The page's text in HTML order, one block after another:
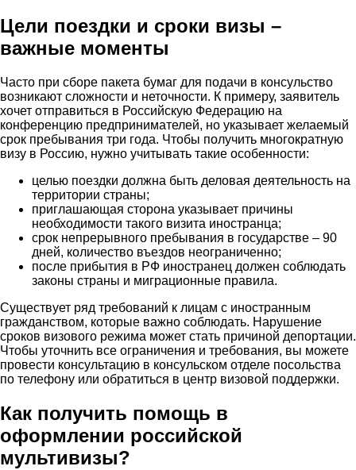
Цели поездки и сроки визы –
важные моменты
Часто при сборе пакета бумаг для подачи в консульство
возникают сложности и неточности. К примеру, заявитель
хочет отправиться в Российскую Федерацию на
конференцию предпринимателей, но указывает желаемый
срок пребывания три года. Чтобы получить многократную
визу в Россию, нужно учитывать такие особенности:
целью поездки должна быть деловая деятельность на
территории страны;
приглашающая сторона указывает причины
необходимости такого визита иностранца;
срок непрерывного пребывания в государстве – 90
дней, количество въездов неограниченно;
после прибытия в РФ иностранец должен соблюдать
законы страны и миграционные правила.
Существует ряд требований к лицам с иностранным
гражданством, которые важно соблюдать. Нарушение
сроков визового режима может стать причиной депортации.
Чтобы уточнить все ограничения и требования, вы можете
провести консультацию в консульском отделе посольства
по телефону или обратиться в центр визовой поддержки.
Как получить помощь в
оформлении российской
мультивизы?